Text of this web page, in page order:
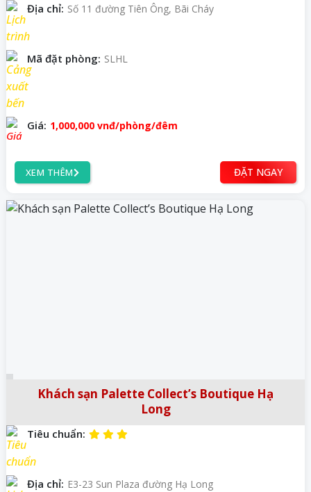
Địa chỉ: Số 11 đường Tiên Ông, Bãi Cháy
Mã đặt phòng: SLHL
Giá: 1,000,000 vnđ/phòng/đêm
XEM THÊM ĐẶT NGAY
Khách sạn Palette Collect’s Boutique Hạ
Long
Tiêu chuẩn:
Địa chỉ: E3-23 Sun Plaza đường Hạ Long